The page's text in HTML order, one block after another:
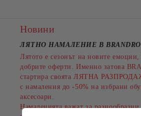
Новини
ЛЯТНО НАМАЛЕНИЕ В
Лятото е сезонът на новите
добрите оферти. Именно затова
стартира своята ЛЯТНА
с намаления до -50% на избрани
аксесоари.
Намаленията важат за